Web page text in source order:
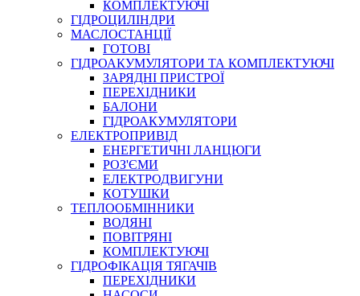
СПЕЦІАЛЬНІ
ГЕРМЕТИКИ
КЛЕЇ, ЦЕМЕНТИ, ЕПОКСИДКИ
РЕМОНТ ГІДРОЦИЛІНДРІВ
КОМПЛЕКТУЮЧІ
ГІДРОЦИЛІНДРИ
МАСЛОСТАНЦІЇ
ГОТОВІ
ГІДРОАКУМУЛЯТОРИ ТА КОМПЛЕКТУЮЧІ
ЗАРЯДНІ ПРИСТРОЇ
ПЕРЕХІДНИКИ
БАЛОНИ
ГІДРОАКУМУЛЯТОРИ
ЕЛЕКТРОПРИВІД
ЕНЕРГЕТИЧНІ ЛАНЦЮГИ
РОЗ'ЄМИ
ЕЛЕКТРОДВИГУНИ
КОТУШКИ
ТЕПЛООБМІННИКИ
ВОДЯНІ
ПОВІТРЯНІ
КОМПЛЕКТУЮЧІ
ГІДРОФІКАЦІЯ ТЯГАЧІВ
ПЕРЕХІДНИКИ